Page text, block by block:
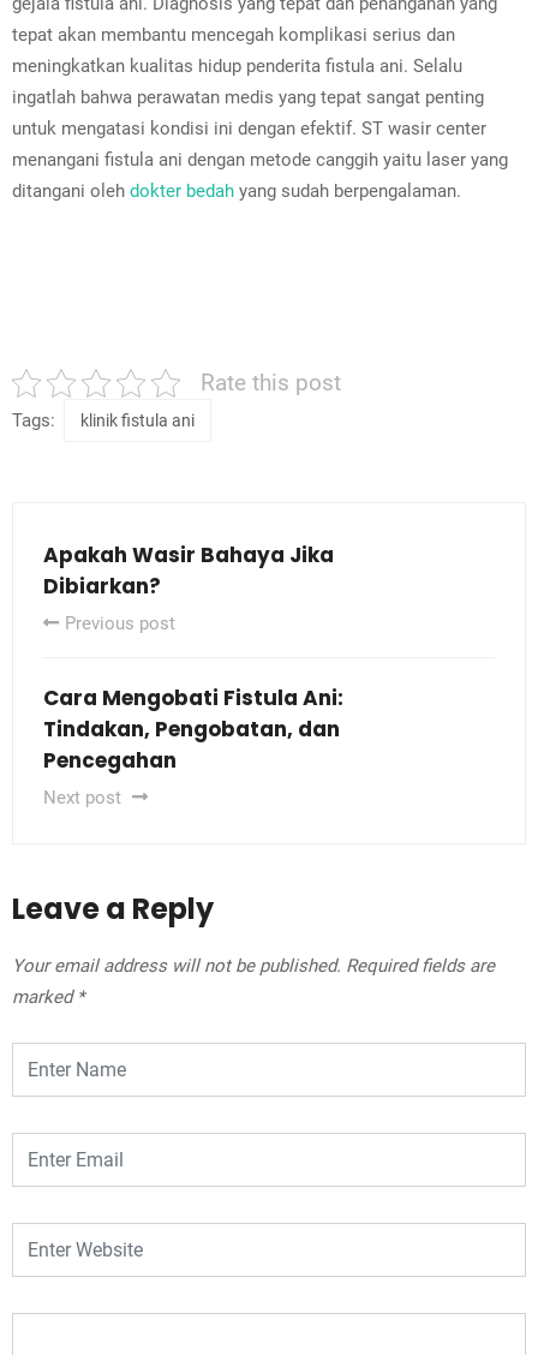
tepat akan membantu mencegah komplikasi serius dan
meningkatkan kualitas hidup penderita fistula ani. Selalu
ingatlah bahwa perawatan medis yang tepat sangat penting
untuk mengatasi kondisi ini dengan efektif. ST wasir center
menangani fistula ani dengan metode canggih yaitu laser yang
ditangani oleh dokter bedah yang sudah berpengalaman.
Rate this post
Tags: klinik fistula ani
Apakah Wasir Bahaya Jika
Dibiarkan?
Previous post
Cara Mengobati Fistula Ani:
Tindakan, Pengobatan, dan
Pencegahan
Next post
Leave a Reply
Your email address will not be published. Required fields are
marked *